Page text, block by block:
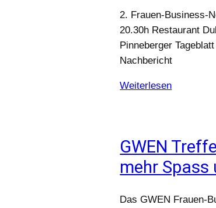
2. Frauen-Business-
20.30h Restaurant
Pinneberger
Nachbericht
Weiterlesen
GWEN
mehr Spass
Das GWEN Frauen-